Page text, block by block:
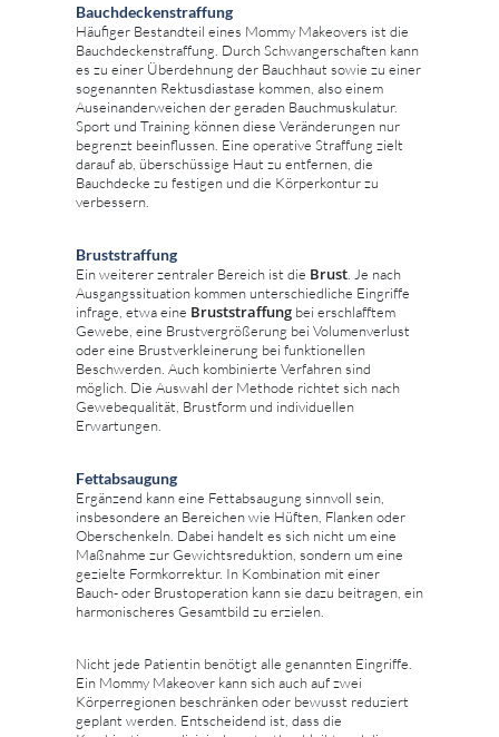
Bauchdeckenstraffung
Häufiger Bestandteil eines Mommy Makeovers ist die
Bauchdeckenstraffung. Durch Schwangerschaften kann
es zu einer Überdehnung der Bauchhaut sowie zu einer
sogenannten Rektusdiastase kommen, also einem
Auseinanderweichen der geraden Bauchmuskulatur.
Sport und Training können diese Veränderungen nur
begrenzt beeinflussen. Eine operative Straffung zielt
darauf ab, überschüssige Haut zu entfernen, die
Bauchdecke zu festigen und die Körperkontur zu
verbessern.
Bruststraffung
Ein weiterer zentraler Bereich ist die Brust . Je nach
Ausgangssituation kommen unterschiedliche Eingriffe
infrage, etwa eine Bruststraffung bei erschlafftem
Gewebe, eine Brustvergrößerung bei Volumenverlust
oder eine Brustverkleinerung bei funktionellen
Beschwerden. Auch kombinierte Verfahren sind
möglich. Die Auswahl der Methode richtet sich nach
Gewebequalität, Brustform und individuellen
Erwartungen.
Fettabsaugung
Ergänzend kann eine Fettabsaugung sinnvoll sein,
insbesondere an Bereichen wie Hüften, Flanken oder
Oberschenkeln. Dabei handelt es sich nicht um eine
Maßnahme zur Gewichtsreduktion, sondern um eine
gezielte Formkorrektur. In Kombination mit einer
Bauch- oder Brustoperation kann sie dazu beitragen, ein
harmonischeres Gesamtbild zu erzielen.
Nicht jede Patientin benötigt alle genannten Eingriffe.
Ein Mommy Makeover kann sich auch auf zwei
Körperregionen beschränken oder bewusst reduziert
geplant werden. Entscheidend ist, dass die